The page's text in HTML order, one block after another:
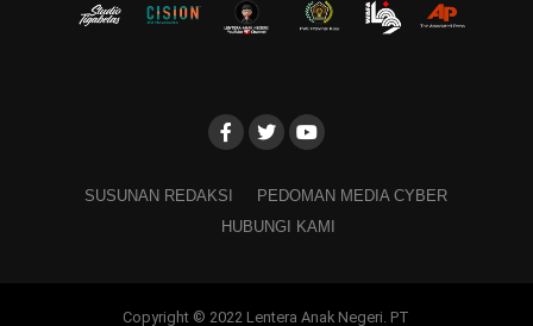
SUSUNAN REDAKSI
PEDOMAN MEDIA CYBER
HUBUNGI KAMI
Copyright © 2022 Lentera Anak Negeri. PT